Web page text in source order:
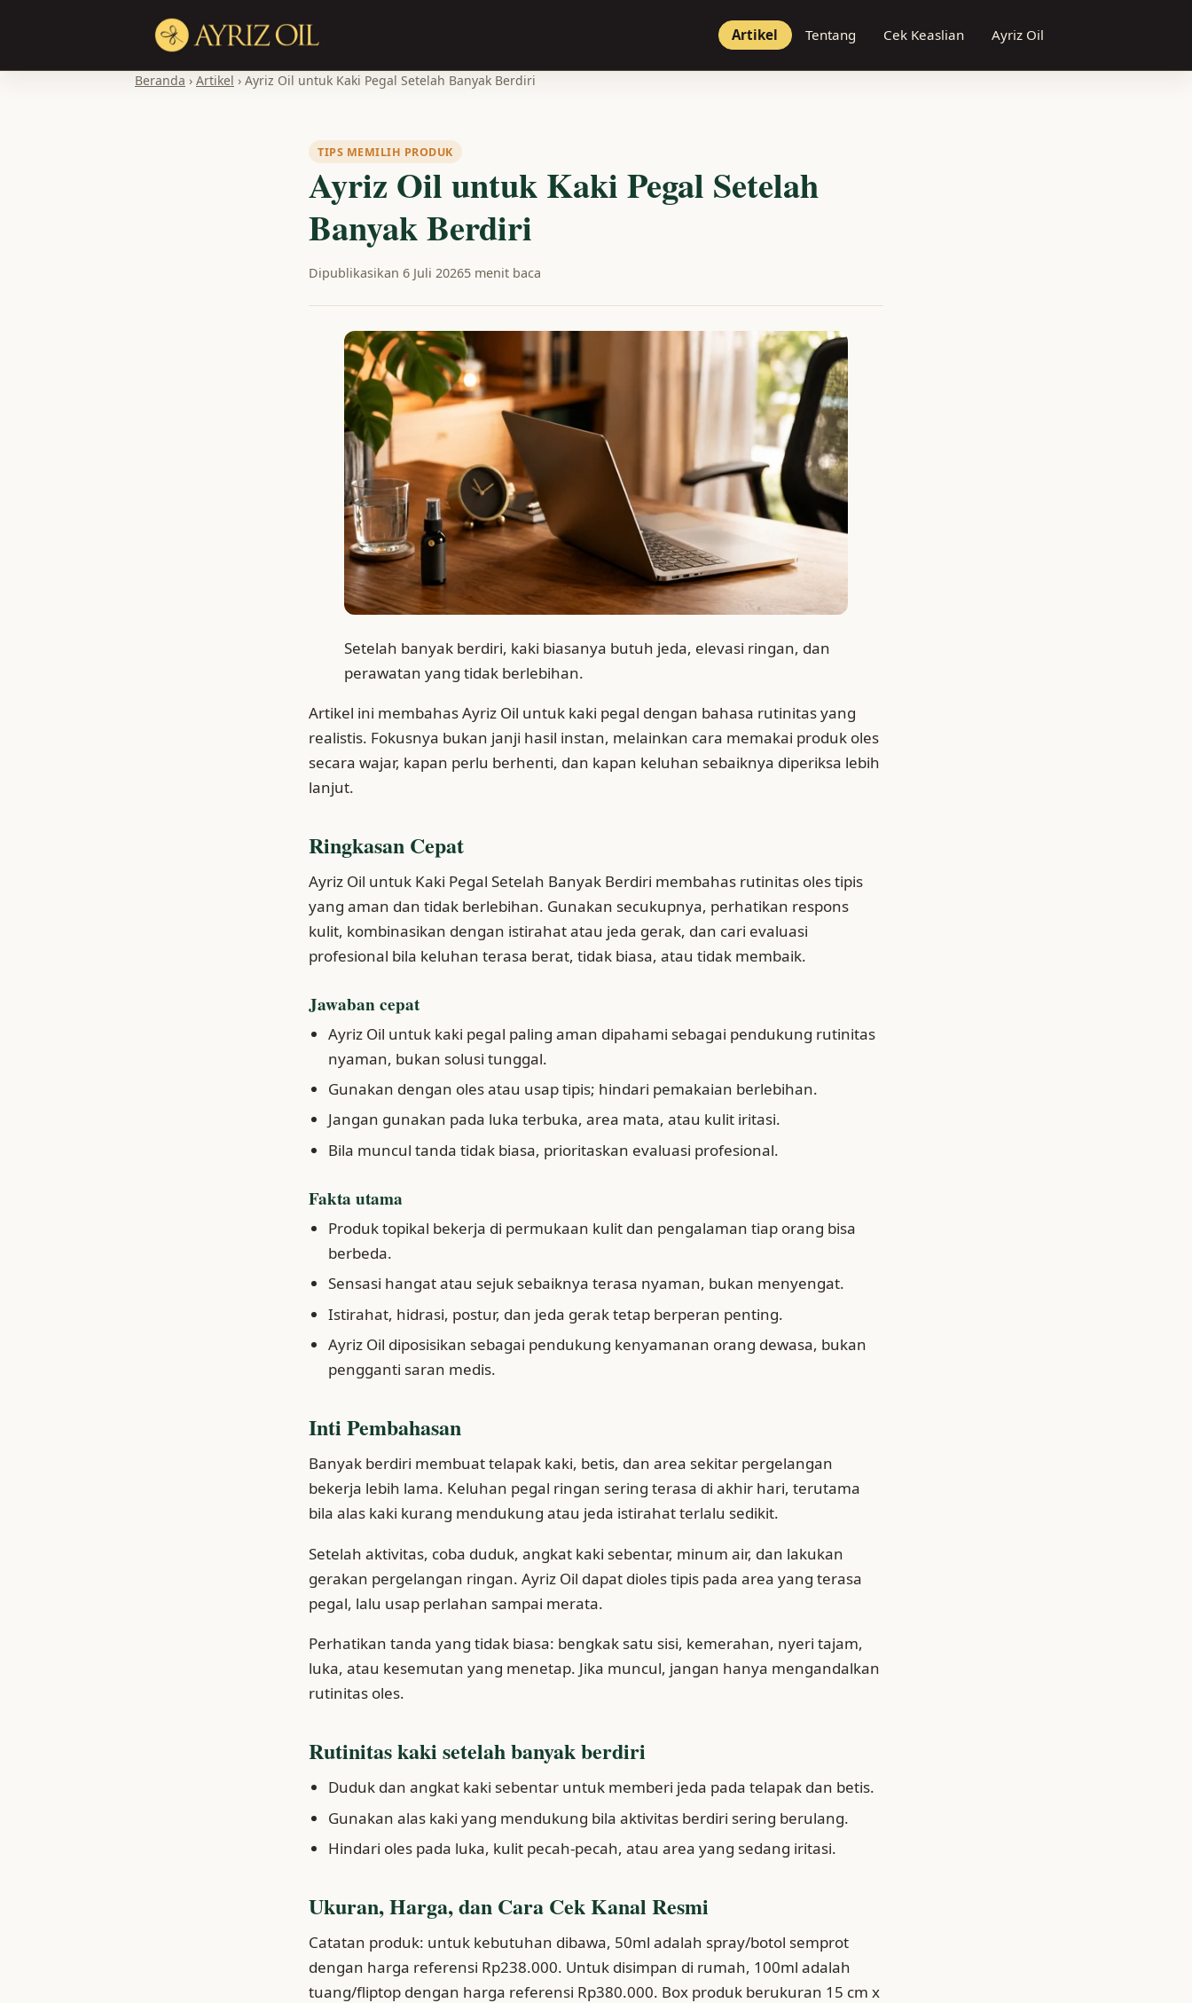
Artikel Tentang Cek Keaslian Ayriz Oil
Beranda › Artikel › Ayriz Oil untuk Kaki Pegal Setelah Banyak Berdiri
TIPS MEMILIH PRODUK
Ayriz Oil untuk Kaki Pegal Setelah
Banyak Berdiri
Dipublikasikan 6 Juli 20265 menit baca
Setelah banyak berdiri, kaki biasanya butuh jeda, elevasi ringan, dan
perawatan yang tidak berlebihan.
Artikel ini membahas Ayriz Oil untuk kaki pegal dengan bahasa rutinitas yang
realistis. Fokusnya bukan janji hasil instan, melainkan cara memakai produk oles
secara wajar, kapan perlu berhenti, dan kapan keluhan sebaiknya diperiksa lebih
lanjut.
Ringkasan Cepat
Ayriz Oil untuk Kaki Pegal Setelah Banyak Berdiri membahas rutinitas oles tipis
yang aman dan tidak berlebihan. Gunakan secukupnya, perhatikan respons
kulit, kombinasikan dengan istirahat atau jeda gerak, dan cari evaluasi
profesional bila keluhan terasa berat, tidak biasa, atau tidak membaik.
Jawaban cepat
Ayriz Oil untuk kaki pegal paling aman dipahami sebagai pendukung rutinitas
nyaman, bukan solusi tunggal.
Gunakan dengan oles atau usap tipis; hindari pemakaian berlebihan.
Jangan gunakan pada luka terbuka, area mata, atau kulit iritasi.
Bila muncul tanda tidak biasa, prioritaskan evaluasi profesional.
Fakta utama
Produk topikal bekerja di permukaan kulit dan pengalaman tiap orang bisa
berbeda.
Sensasi hangat atau sejuk sebaiknya terasa nyaman, bukan menyengat.
Istirahat, hidrasi, postur, dan jeda gerak tetap berperan penting.
Ayriz Oil diposisikan sebagai pendukung kenyamanan orang dewasa, bukan
pengganti saran medis.
Inti Pembahasan
Banyak berdiri membuat telapak kaki, betis, dan area sekitar pergelangan
bekerja lebih lama. Keluhan pegal ringan sering terasa di akhir hari, terutama
bila alas kaki kurang mendukung atau jeda istirahat terlalu sedikit.
Setelah aktivitas, coba duduk, angkat kaki sebentar, minum air, dan lakukan
gerakan pergelangan ringan. Ayriz Oil dapat dioles tipis pada area yang terasa
pegal, lalu usap perlahan sampai merata.
Perhatikan tanda yang tidak biasa: bengkak satu sisi, kemerahan, nyeri tajam,
luka, atau kesemutan yang menetap. Jika muncul, jangan hanya mengandalkan
rutinitas oles.
Rutinitas kaki setelah banyak berdiri
Duduk dan angkat kaki sebentar untuk memberi jeda pada telapak dan betis.
Gunakan alas kaki yang mendukung bila aktivitas berdiri sering berulang.
Hindari oles pada luka, kulit pecah-pecah, atau area yang sedang iritasi.
Ukuran, Harga, dan Cara Cek Kanal Resmi
Catatan produk: untuk kebutuhan dibawa, 50ml adalah spray/botol semprot
dengan harga referensi Rp238.000. Untuk disimpan di rumah, 100ml adalah
tuang/fliptop dengan harga referensi Rp380.000. Box produk berukuran 15 cm x